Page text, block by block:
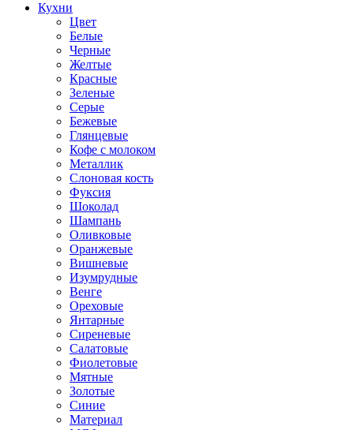
Кухни
Цвет
Белые
Черные
Желтые
Красные
Зеленые
Серые
Бежевые
Глянцевые
Кофе с молоком
Металлик
Слоновая кость
Фуксия
Шоколад
Шампань
Оливковые
Оранжевые
Вишневые
Изумрудные
Венге
Ореховые
Янтарные
Сиреневые
Салатовые
Фиолетовые
Мятные
Золотые
Синие
Материал